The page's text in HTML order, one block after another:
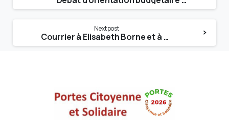
Next post
Courrier à Elisabeth Borne et à François Braun pour demander des moyens au regard du manque de médecins.